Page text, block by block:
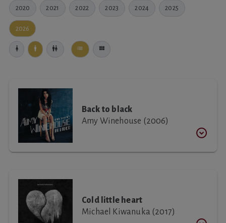
2020 2021 2022 2023 2024 2025
2026
Back to black
Amy Winehouse (2006)
Cold little heart
Michael Kiwanuka (2017)